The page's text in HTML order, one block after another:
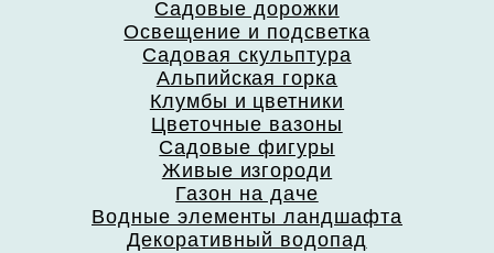
Садовые дорожки
Освещение и подсветка
Садовая скульптура
Альпийская горка
Клумбы и цветники
Цветочные вазоны
Садовые фигуры
Живые изгороди
Газон на даче
Водные элементы ландшафта
Декоративный водопад